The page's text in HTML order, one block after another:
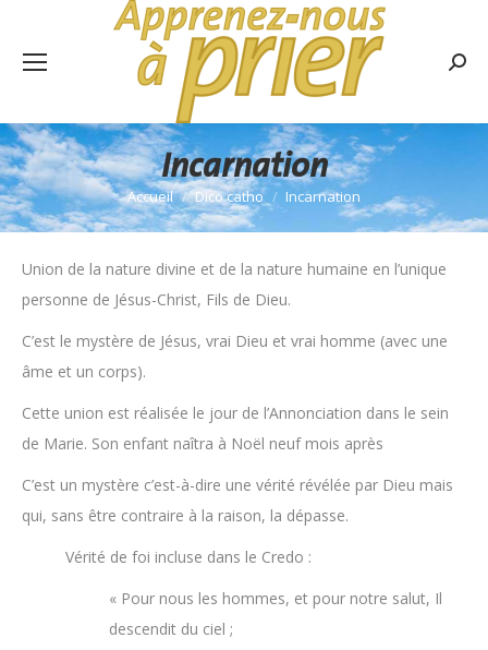
Incarnation
Vous êtes ici :
Accueil Dico catho Incarnation
Union de la nature divine et de la nature humaine en l’unique
personne de Jésus-Christ, Fils de Dieu.
C’est le mystère de Jésus, vrai Dieu et vrai homme (avec une
âme et un corps).
Cette union est réalisée le jour de l’Annonciation dans le sein
de Marie. Son enfant naîtra à Noël neuf mois après
C’est un mystère c’est-à-dire une vérité révélée par Dieu mais
qui, sans être contraire à la raison, la dépasse.
Vérité de foi incluse dans le Credo :
« Pour nous les hommes, et pour notre salut, Il
descendit du ciel ;